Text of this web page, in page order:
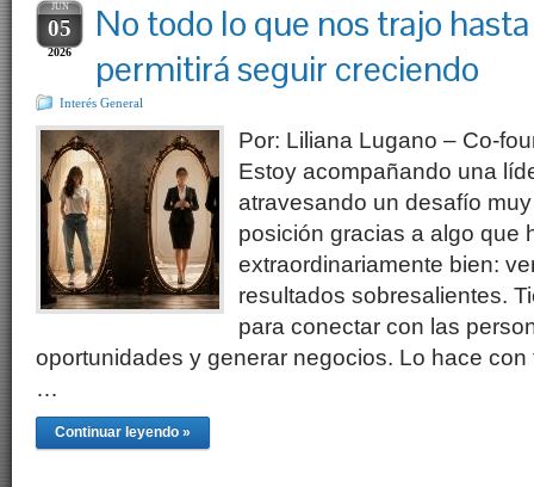
JUN
05
2026
No todo lo que nos trajo
permitirá seguir creciendo
Interés General
Por: Liliana Lugano – Co-
Estoy acompañando una
atravesando un desafío
posición gracias a algo que
extraordinariamente bien:
resultados sobresalientes.
para conectar con las
oportunidades y generar negocios. Lo hace
…
Continuar leyendo »